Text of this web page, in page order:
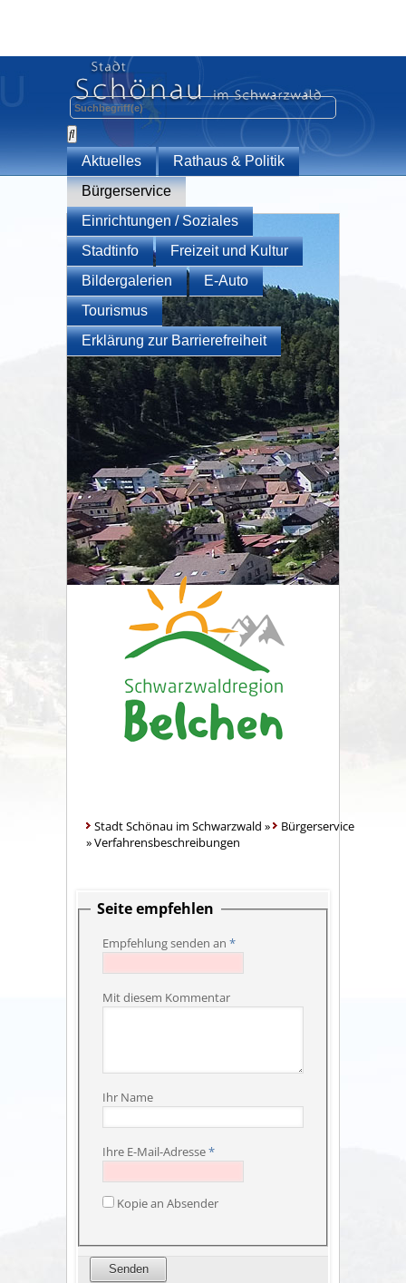
Aktuelles
Rathaus & Politik
Bürgerservice
Einrichtungen / Soziales
Stadtinfo
Freizeit und Kultur
Bildergalerien
E-Auto
Tourismus
Erklärung zur Barrierefreiheit
Stadt Schönau im Schwarzwald »
Bürgerservice
»Verfahrensbeschreibungen
Seite empfehlen
Empfehlung senden an *
Mit diesem Kommentar
Ihr Name
Ihre E-Mail-Adresse*
Kopie an Absender